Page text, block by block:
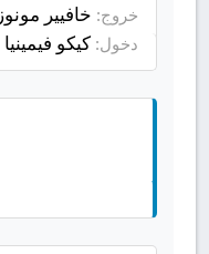
خروج: خافيير مونوز
دخول: كيكو فيمينيا